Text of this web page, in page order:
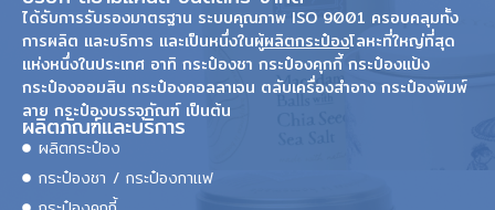
ได้รับการรับรองมาตรฐาน ระบบคุณภาพ ISO 9001 ครอบคลุมทั้ง
การผลิต และบริการ และเป็นหนึ่งในผู้ผลิตกระป๋องโลหะที่ใหญ่ที่สุด
แห่งหนึ่งในประเทศ อาทิ กระป๋องชา กระป๋องคุกกี้ กระป๋องแป้ง
กระป๋องออมสิน กระป๋องคอลลาเจน ตลับเครื่องสำอาง กระป๋องพิมพ์
ลาย กระป๋องบรรจุภัณฑ์ เป็นต้น
ผลิตภัณฑ์และบริการ
ผลิตกระป๋อง
กระป๋องชา / กระป๋องกาแฟ